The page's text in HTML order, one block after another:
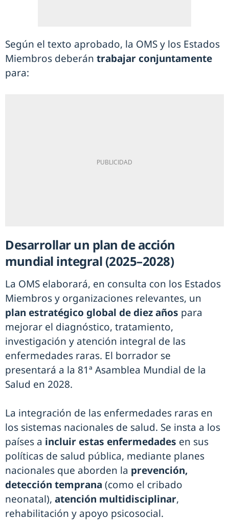
Según el texto aprobado, la OMS y los Estados
Miembros deberán trabajar conjuntamente
para:
Desarrollar un plan de acción
mundial integral (2025–2028)
La OMS elaborará, en consulta con los Estados
Miembros y organizaciones relevantes, un
plan estratégico global de diez años para
mejorar el diagnóstico, tratamiento,
investigación y atención integral de las
enfermedades raras. El borrador se
presentará a la 81ª Asamblea Mundial de la
Salud en 2028.
La integración de las enfermedades raras en
los sistemas nacionales de salud. Se insta a los
países a incluir estas enfermedades en sus
políticas de salud pública, mediante planes
nacionales que aborden la prevención,
detección temprana (como el cribado
neonatal), atención multidisciplinar,
rehabilitación y apoyo psicosocial.